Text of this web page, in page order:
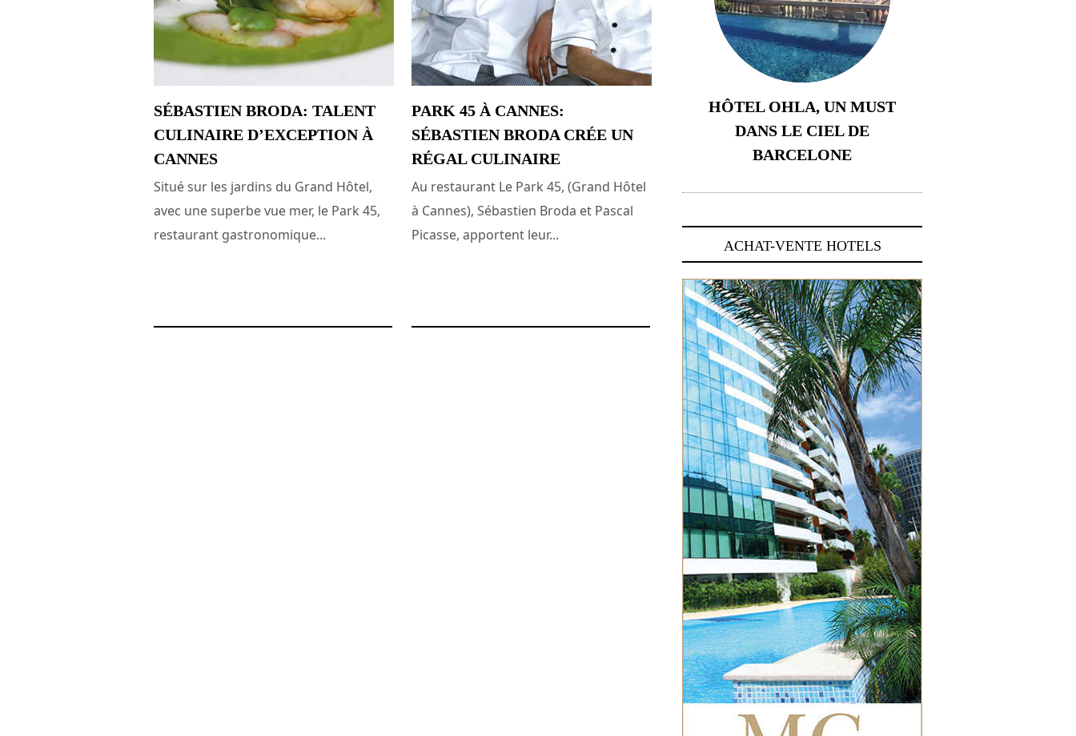
SÉBASTIEN BRODA: TALENT
CULINAIRE D’EXCEPTION À
CANNES
Situé sur les jardins du Grand Hôtel,
avec une superbe vue mer, le Park 45,
restaurant gastronomique...
PARK 45 À CANNES:
SÉBASTIEN BRODA CRÉE UN
RÉGAL CULINAIRE
Au restaurant Le Park 45, (Grand Hôtel
à Cannes), Sébastien Broda et Pascal
Picasse, apportent leur...
HÔTEL OHLA, UN MUST
DANS LE CIEL DE
BARCELONE
ACHAT-VENTE HOTELS